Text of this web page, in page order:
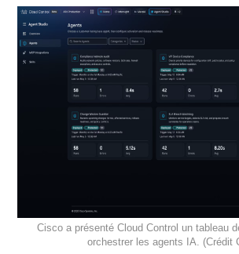
Cisco a présenté Cloud Control un tableau
orchestrer les agents IA. (Crédit